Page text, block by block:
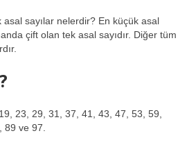
sayılar nelerdir? En küçük asal
çift olan tek asal sayıdır. Diğer tüm
23, 29, 31, 37, 41, 43, 47, 53, 59,
ve 97.